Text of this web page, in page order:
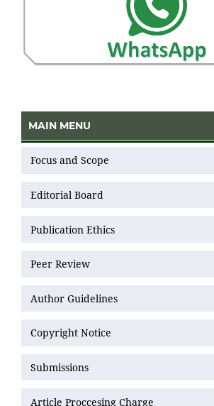
MAIN MENU
Focus and Scope
Editorial Board
Publication Ethics
Peer Review
Author Guidelines
Copyright Notice
Submissions
Article Proccesing Charge